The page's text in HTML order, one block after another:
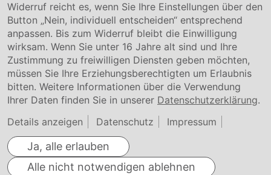
Impressum
AGB
Datenschutz
Cookie Einstellung
Widerruf reicht es, wenn Sie Ihre Einstellungen über den
Button „Nein, individuell entscheiden“ entsprechend
anpassen. Bis zum Widerruf bleibt die Einwilligung
wirksam. Wenn Sie unter 16 Jahre alt sind und Ihre
Zustimmung zu freiwilligen Diensten geben möchten,
müssen Sie Ihre Erziehungsberechtigten um Erlaubnis
bitten. Weitere Informationen über die Verwendung
Ihrer Daten finden Sie in unserer Datenschutzerklärung.
Details anzeigen
Datenschutz Impressum
Ja, alle erlauben
Alle nicht notwendigen ablehnen